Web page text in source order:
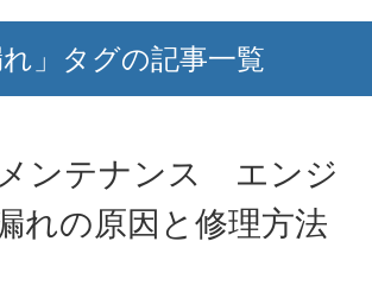
れ」タグの記事一覧
ンテナンス エンジ
れの原因と修理方法